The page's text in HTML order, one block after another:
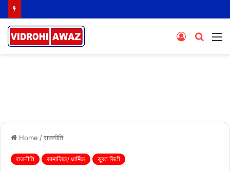
Search
Log
Home /राजनीति
राजनीति सामाजिक/ धार्मिक सूरत सिटी